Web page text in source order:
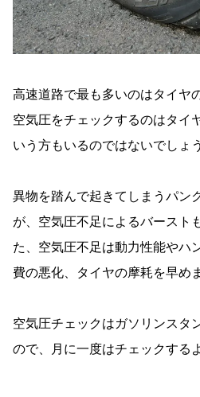
高速道路で最も多いのはタイヤ
空気圧をチェックするのはタイ
いう方もいるのではないでしょ
異物を踏んで起きてしまうパン
が、空気圧不足によるバースト
た、空気圧不足は動力性能やハ
費の悪化、タイヤの摩耗を早め
空気圧チェックはガソリンスタ
ので、月に一度はチェックする